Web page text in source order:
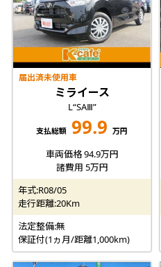
届出済未使用車
ミライース
L“SAⅢ”
支払総額 99.9 万円
車両価格 94.9万円
諸費用 5万円
年式:R08/05
走行距離:20Km
法定整備:無
保証付(1ヵ月/距離1,000km)